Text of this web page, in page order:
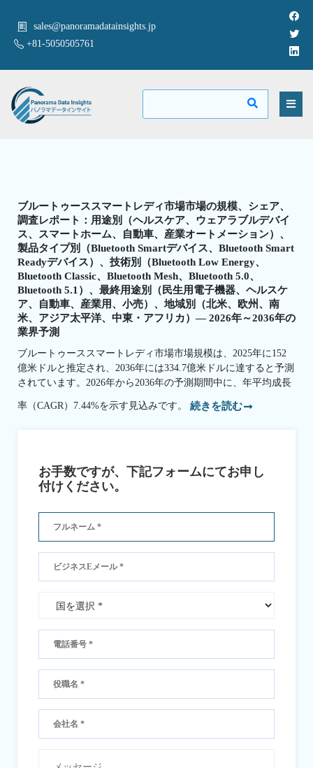
sales@panoramadatainsights.jp
+81-5050505761
ブルートゥーススマートレディ市場市場の規模、シェア、
調査レポート：用途別（ヘルスケア、ウェアラブルデバイ
ス、スマートホーム、自動車、産業オートメーション）、
製品タイプ別（Bluetooth Smartデバイス、Bluetooth Smart
Readyデバイス）、技術別（Bluetooth Low Energy、
Bluetooth Classic、Bluetooth Mesh、Bluetooth 5.0、
Bluetooth 5.1）、最終用途別（民生用電子機器、ヘルスケ
ア、自動車、産業用、小売）、地域別（北米、欧州、南
米、アジア太平洋、中東・アフリカ）— 2026年～2036年の
業界予測
ブルートゥーススマートレディ市場市場規模は、2025年に152
億米ドルと推定され、2036年には334.7億米ドルに達すると予測
されています。2026年から2036年の予測期間中に、年平均成長
率（CAGR）7.44%を示す見込みです。 続きを読む
お手数ですが、下記フォームにてお申し
付けください。